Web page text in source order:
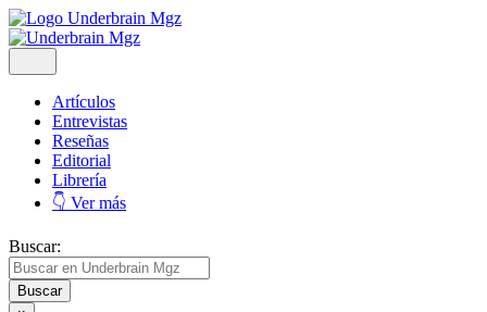
Artículos
Entrevistas
Reseñas
Editorial
Librería
👇 Ver más
Buscar: